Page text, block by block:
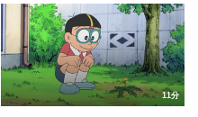
11分